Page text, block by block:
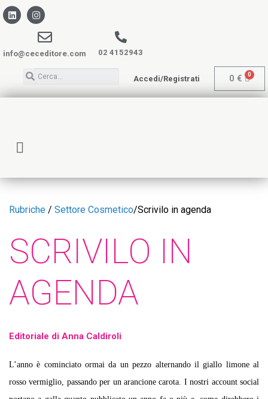
info@ceceditore.com 02 4152943
Accedi/Registrati 0 €
Rubriche / Settore Cosmetico/Scrivilo in agenda
SCRIVILO IN
AGENDA
Editoriale di Anna Caldiroli
L’anno è cominciato ormai da un pezzo alternando il giallo limone al
rosso vermiglio, passando per un arancione carota. I nostri account social